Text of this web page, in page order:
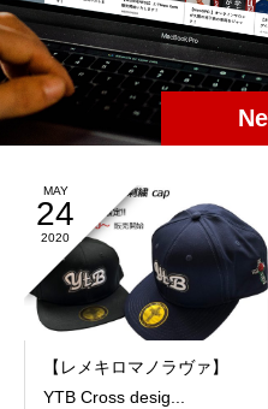
MAY
24
2020
【レメキロマノラヴァ】
YTB Cross desig...